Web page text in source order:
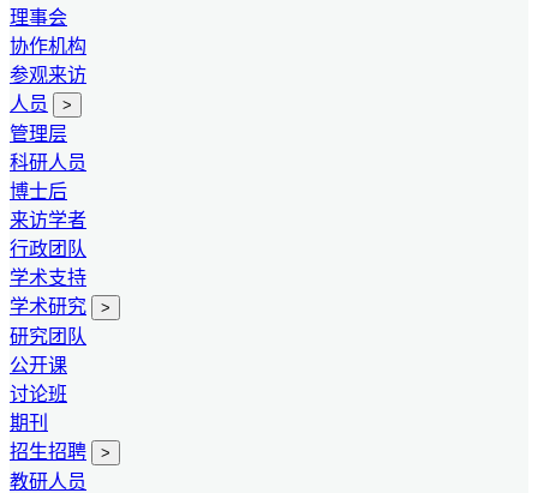
理事会
协作机构
参观来访
人员
>
管理层
科研人员
博士后
来访学者
行政团队
学术支持
学术研究
>
研究团队
公开课
讨论班
期刊
招生招聘
>
教研人员